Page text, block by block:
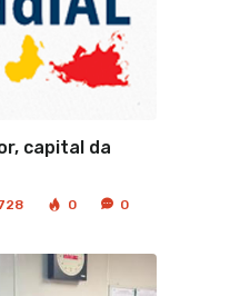
capital da
0 0